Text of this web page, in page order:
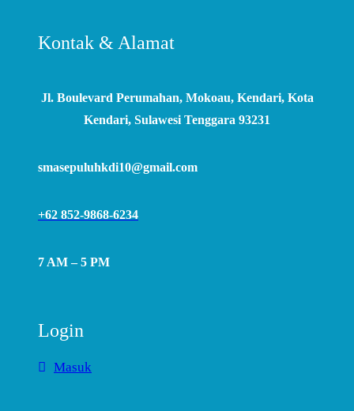
Kontak & Alamat
Jl. Boulevard Perumahan, Mokoau, Kendari, Kota
Kendari, Sulawesi Tenggara 93231
smasepuluhkdi10@gmail.com
+62 852-9868-6234
7 AM – 5 PM
Login
Masuk